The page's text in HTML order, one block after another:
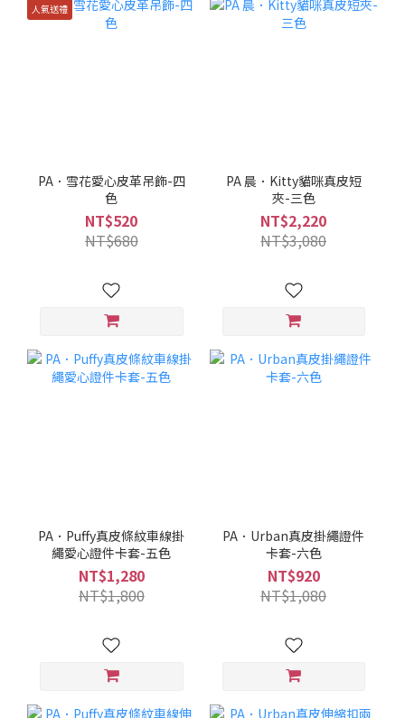
人氣送禮
PA．雪花愛心皮革吊飾-四
色
NT$520
NT$680
PA 晨．Kitty貓咪真皮短
夾-三色
NT$2,220
NT$3,080
PA．Puffy真皮條紋車線掛
繩愛心證件卡套-五色
NT$1,280
NT$1,800
PA．Urban真皮掛繩證件
卡套-六色
NT$920
NT$1,080